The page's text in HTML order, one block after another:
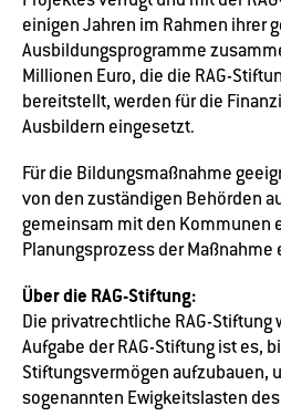
einigen Jahren im Rahmen ihrer
Ausbildungsprogramme
Millionen Euro, die die RAG-
bereitstellt, werden für die
Ausbildern eingesetzt.
Für die Bildungsmaßnahme
von den zuständigen Behörden
gemeinsam mit den Kommunen
Planungsprozess der
Über die RAG-Stiftung:
Die privatrechtliche RAG-
Aufgabe der RAG-Stiftung ist es,
Stiftungsvermögen aufzubauen,
sogenannten Ewigkeitslasten